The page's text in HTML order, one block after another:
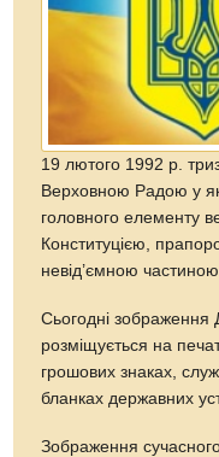
19 лютого 1992 р.
Верховною Радою у
головного елементу
Конституцією,
невід’ємною
Сьогодні зображення
розміщується на
грошових знаках,
бланках державних
Зображення